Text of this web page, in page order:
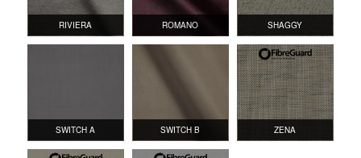
RIVIERA ROMANO SHAGGY
SWITCH A SWITCH B ZENA